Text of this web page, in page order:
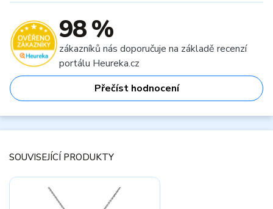
98 %
zákazníků nás doporučuje na základě recenzí
portálu Heureka.cz
Přečíst hodnocení
SOUVISEJÍCÍ PRODUKTY